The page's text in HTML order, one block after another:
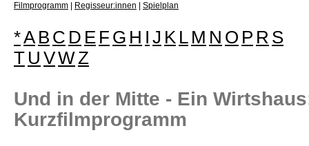
Filmprogramm Regisseur:innen Spielplan
*A B C D E F G H I J K L M N O P R S
T U VWZ
Und in der Mitte - Ein
Kurzfilmprogramm